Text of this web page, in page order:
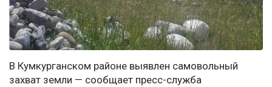
В Кумкурганском районе выявлен самовольный
захват земли — сообщает пресс-служба